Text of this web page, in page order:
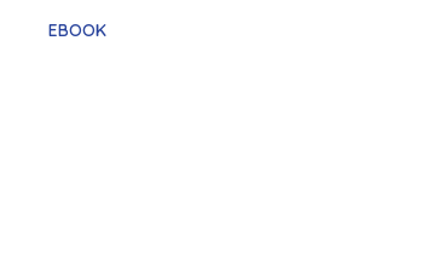
EBOOK